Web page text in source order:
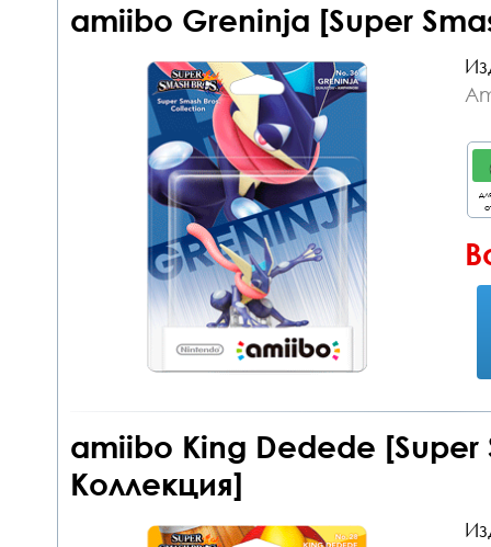
amiibo Greninja [Super
amiibo King Dedede [Super
Коллекция]